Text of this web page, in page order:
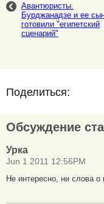
Авантюристы.
Бурджанадзе и ее
готовили "египетский
сценарий"
Поделиться:
Обсуждение
Урка
Jun 1 2011 12:56PM
Не интересно, ни слова о